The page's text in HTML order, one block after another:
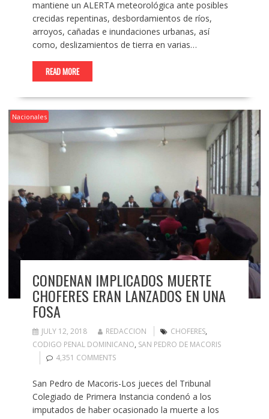
mantiene un ALERTA meteorológica ante posibles
crecidas repentinas, desbordamientos de ríos,
arroyos, cañadas e inundaciones urbanas, así
como, deslizamientos de tierra en varias…
READ MORE
Nacionales
CONDENAN IMPLICADOS MUERTE
CHOFERES ERAN LANZADOS EN UNA
FOSA
JULY 12, 2018 REDACCION CHOFERES,
CODIGO PENAL DOMINICANO, SAN PEDRO DE MACORIS
4,351 COMMENTS
San Pedro de Macoris-Los jueces del Tribunal
Colegiado de Primera Instancia condenó a los
imputados de haber ocasionado la muerte a los